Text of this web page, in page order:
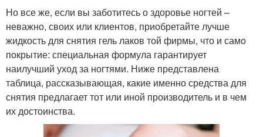
Но все же, если вы заботитесь о здоровье ногтей –
неважно, своих или клиентов, приобретайте лучше
жидкость для снятия гель лаков той фирмы, что и само
покрытие: специальная формула гарантирует
наилучший уход за ногтями. Ниже представлена
таблица, рассказывающая, какие именно средства для
снятия предлагает тот или иной производитель и в чем
их достоинства.